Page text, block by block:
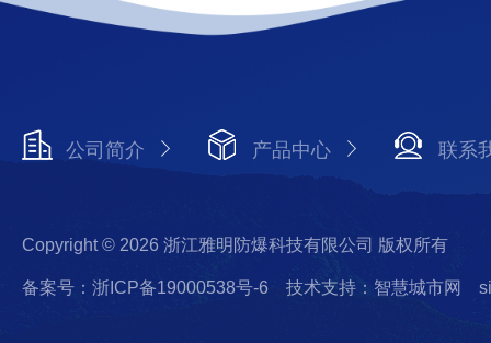
公司简介 产品中心 联系
Copyright © 2026 浙江雅明防爆科技有限公司 版权所有
备案号：浙ICP备19000538号-6 技术支持：智慧城市网